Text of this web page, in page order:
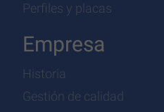
Perfiles y placas
Empresa
Historia
Gestión de calidad